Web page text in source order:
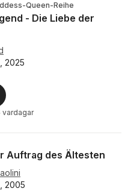
Queen-Reihe
- Die Liebe der
2025
vardagar
Auftrag des Ältesten
2005